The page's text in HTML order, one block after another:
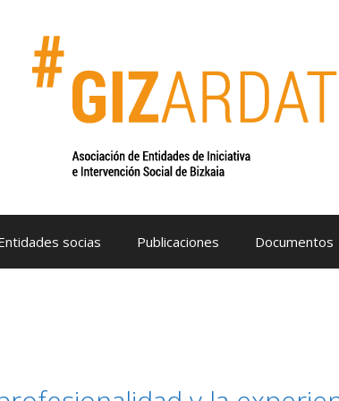
socias Publicaciones Documentos